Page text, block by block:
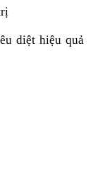
diệt hiệu quả